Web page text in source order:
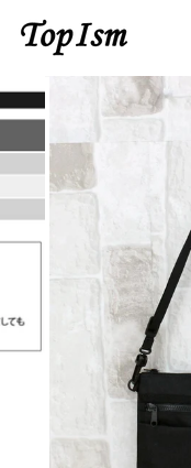
ツ
に
ス
キ
ッ
プ
す